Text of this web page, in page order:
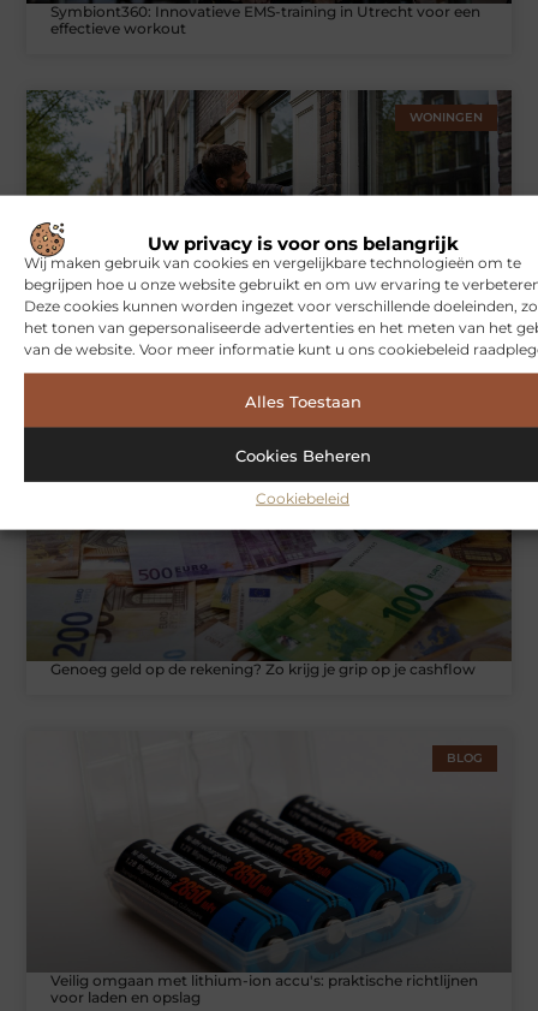
Uw privacy is voor ons belangrijk
Wij maken gebruik van cookies en vergelijkbare technologieën om te
begrijpen hoe u onze website gebruikt en om uw ervaring te
Deze cookies kunnen worden ingezet voor verschillende doeleinden,
het tonen van gepersonaliseerde advertenties en het meten van het
van de website. Voor meer informatie kunt u ons cookiebeleid
Alles Toestaan
Cookies Beheren
Cookiebeleid
Symbiont360: Innovatieve EMS-training in Utrecht voor een
effectieve workout
WONINGEN
Hoe je jouw woning in Amsterdam beter beschermt tegen
weersinvloeden
Genoeg geld op de rekening? Zo krijg je grip op je cashflow
BLOG
Veilig omgaan met lithium-ion accu's: praktische richtlijnen
voor laden en opslag